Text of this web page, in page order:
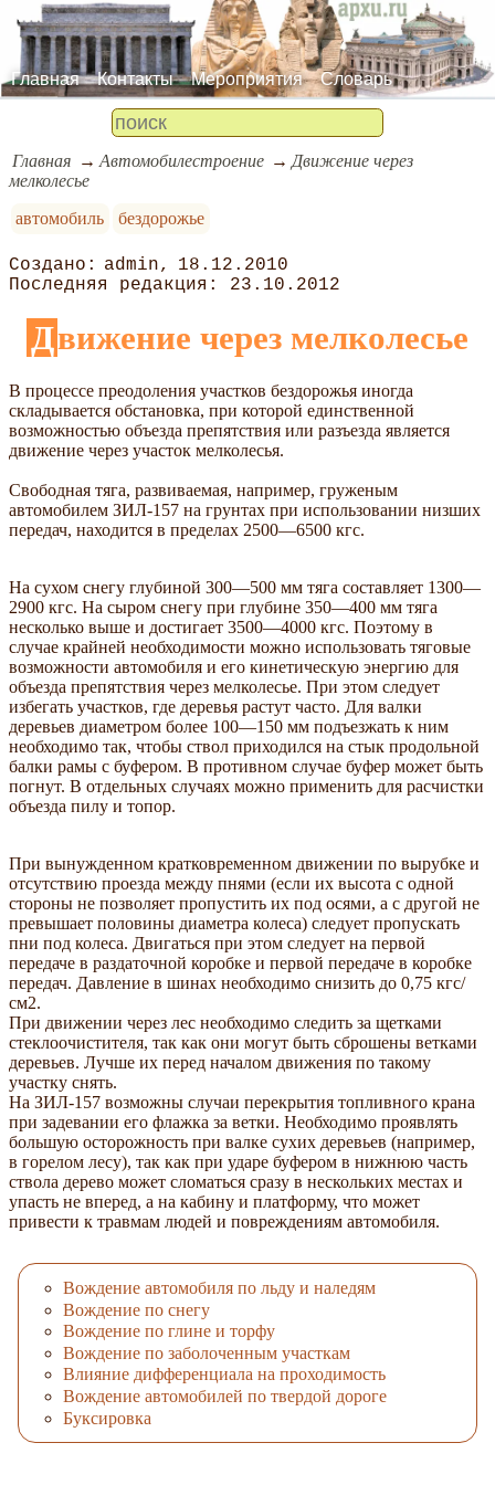
Главная Контакты Мероприятия Словарь
Главная Автомобилестроение
Движение через
мелколесье
автомобиль
бездорожье
admin
18.12.2010
23.10.2012
Движение через мелколесье
В процессе преодоления участков бездорожья иногда
складывается обстановка, при которой единственной
возможностью объезда препятствия или разъезда является
движение через участок мелколесья.
Свободная тяга, развиваемая, например, груженым
автомобилем ЗИЛ-157 на грунтах при использовании низших
передач, находится в пределах 2500—6500 кгс.
На сухом снегу глубиной 300—500 мм тяга составляет 1300—
2900 кгс. На сыром снегу при глубине 350—400 мм тяга
несколько выше и достигает 3500—4000 кгс. Поэтому в
случае крайней необходимости можно использовать тяговые
возможности автомобиля и его кинетическую энергию для
объезда препятствия через мелколесье. При этом следует
избегать участков, где деревья растут часто. Для валки
деревьев диаметром более 100—150 мм подъезжать к ним
необходимо так, чтобы ствол приходился на стык продольной
балки рамы с буфером. В противном случае буфер может быть
погнут. В отдельных случаях можно применить для расчистки
объезда пилу и топор.
При вынужденном кратковременном движении по вырубке и
отсутствию проезда между пнями (если их высота с одной
стороны не позволяет пропустить их под осями, а с другой не
превышает половины диаметра колеса) следует пропускать
пни под колеса. Двигаться при этом следует на первой
передаче в раздаточной коробке и первой передаче в коробке
передач. Давление в шинах необходимо снизить до 0,75 кгс/
см2.
При движении через лес необходимо следить за щетками
стеклоочистителя, так как они могут быть сброшены ветками
деревьев. Лучше их перед началом движения по такому
участку снять.
На ЗИЛ-157 возможны случаи перекрытия топливного крана
при задевании его флажка за ветки. Необходимо проявлять
большую осторожность при валке сухих деревьев (например,
в горелом лесу), так как при ударе буфером в нижнюю часть
ствола дерево может сломаться сразу в нескольких местах и
упасть не вперед, а на кабину и платформу, что может
привести к травмам людей и повреждениям автомобиля.
Вождение автомобиля по льду и наледям
Вождение по снегу
Вождение по глине и торфу
Вождение по заболоченным участкам
Влияние дифференциала на проходимость
Вождение автомобилей по твердой дороге
Буксировка